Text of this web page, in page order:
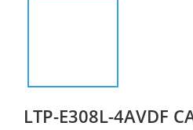
LTP-E308L-4AVDF